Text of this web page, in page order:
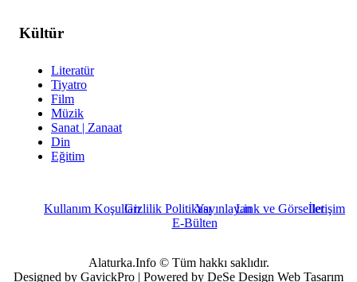
Kültür
Literatür
Tiyatro
Film
Müzik
Sanat | Zanaat
Din
Eğitim
Kullanım KoşullarıGizlilik PolitikasıYayınlayanLink ve Görsellerİletişim
E-Bülten
Alaturka.Info © Tüm hakkı saklıdır.
Designed by GavickPro | Powered by DeSe Design Web Tasarım